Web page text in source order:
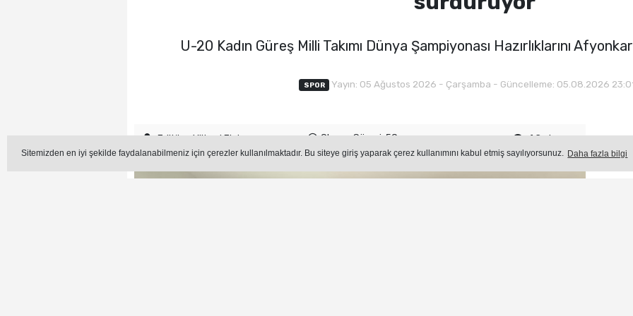
Sitemizden en iyi şekilde faydalanabilmeniz için çerezler kullanılmaktadır. Bu siteye giriş yaparak çerez kullanımını kabul etmiş sayılıyorsunuz. Daha fazla bilgi
U-20 Kadın Güreş Milli Takımı Dünya Şampiyonası Hazırlıklarını
SPOR Yayın: 05 Ağustos 2026 - Çarşamba - Güncelleme: 05.08.2026
Editör - Yüksel Elçi Okuma Süresi: 50 sn. 60 okunma